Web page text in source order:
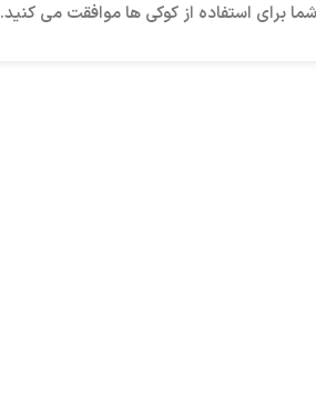
برای استفاده از کوکی ها موافقت می کنید.